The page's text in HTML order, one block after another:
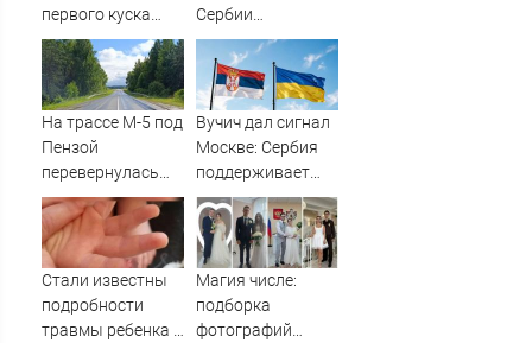
первого куска
торта Клавы Коки
и Масленникова
Сербии
содействовать
интеграции
Украины в
Евросоюз -
Новости на
На трассе М-5 под
Пензой
перевернулась
фура - Столица58
Вучич дал сигнал
Москве: Сербия
поддерживает
территориальную
целостность
Украины
Стали известны
подробности
травмы ребенка в
Магия числе:
подборка
фотографий